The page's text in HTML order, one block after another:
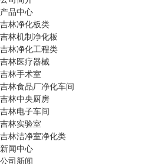
产品中心
吉林净化板类
吉林机制净化板
吉林净化工程类
吉林医疗器械
吉林手术室
吉林食品厂净化车间
吉林中央厨房
吉林电子车间
吉林实验室
吉林洁净室净化类
新闻中心
公司新闻